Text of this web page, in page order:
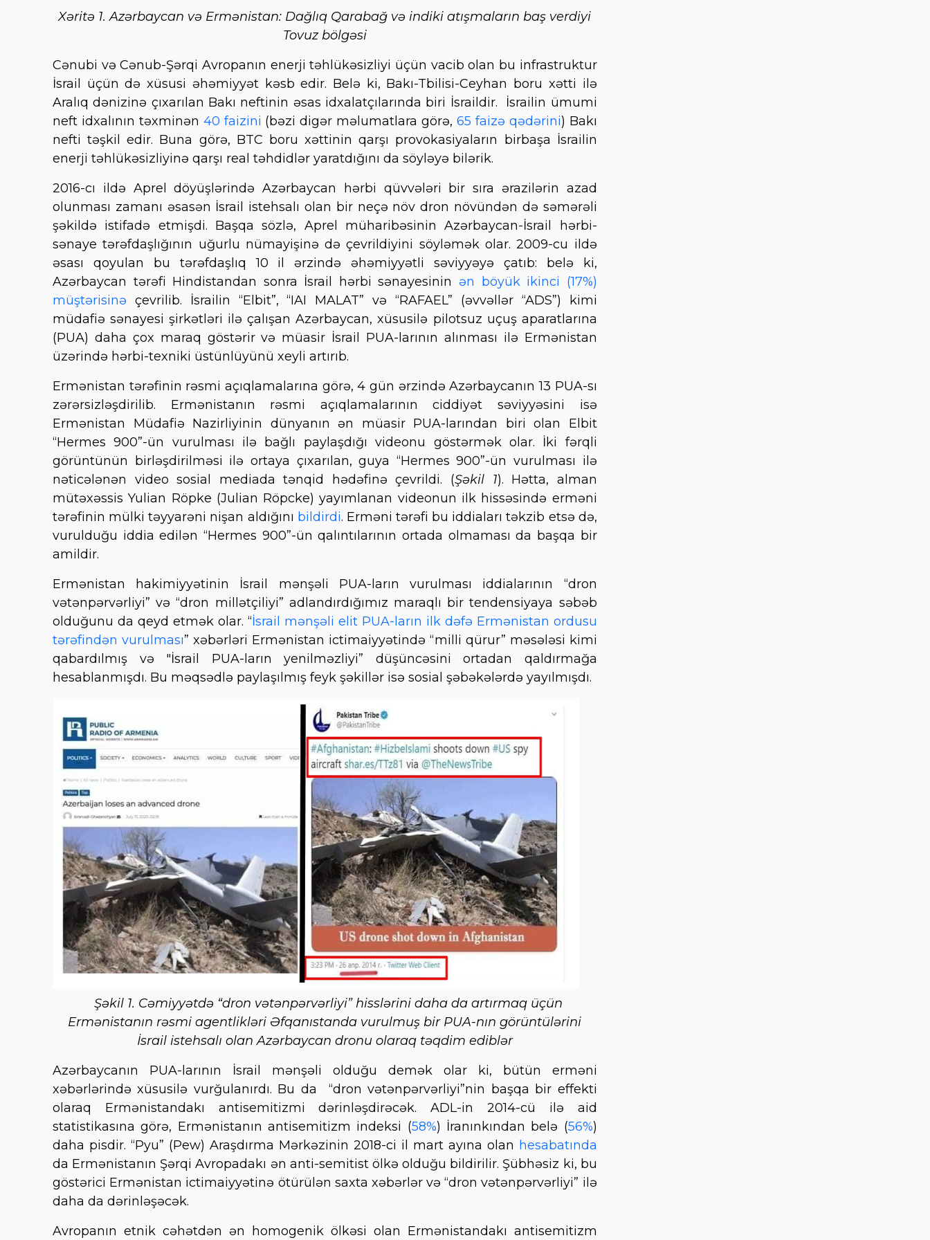
Xəritə 1. Azərbaycan və Ermənistan: Dağlıq Qarabağ və indiki atışmaların baş verdiyi
Tovuz bölgəsi
Cənubi və Cənub-Şərqi Avropanın enerji təhlükəsizliyi üçün vacib olan bu infrastruktur
İsrail üçün də xüsusi əhəmiyyət kəsb edir. Belə ki, Bakı-Tbilisi-Ceyhan boru xətti ilə
Aralıq dənizinə çıxarılan Bakı neftinin əsas idxalatçılarında biri İsraildir. İsrailin ümumi
neft idxalının təxminən 40 faizini (bəzi digər məlumatlara görə,65 faizə qədərini) Bakı
nefti təşkil edir. Buna görə, BTC boru xəttinin qarşı provokasiyaların birbaşa İsrailin
enerji təhlükəsizliyinə qarşı real təhdidlər yaratdığını da söyləyə bilərik.
2016-cı ildə Aprel döyüşlərində Azərbaycan hərbi qüvvələri bir sıra ərazilərin azad
olunması zamanı əsasən İsrail istehsalı olan bir neçə növ dron növündən də səmərəli
şəkildə istifadə etmişdi. Başqa sözlə, Aprel müharibəsinin Azərbaycan-İsrail hərbi-
sənaye tərəfdaşlığının uğurlu nümayişinə də çevrildiyini söyləmək olar. 2009-cu ildə
əsası qoyulan bu tərəfdaşlıq 10 il ərzində əhəmiyyətli səviyyəyə çatıb: belə ki,
Azərbaycan tərəfi Hindistandan sonra İsrail hərbi sənayesinin ən böyük ikinci (17%)
müştərisinə çevrilib. İsrailin “Elbit”, “IAI MALAT” və “RAFAEL” (əvvəllər “ADS”) kimi
müdafiə sənayesi şirkətləri ilə çalışan Azərbaycan, xüsusilə pilotsuz uçuş aparatlarına
(PUA) daha çox maraq göstərir və müasir İsrail PUA-larının alınması ilə Ermənistan
üzərində hərbi-texniki üstünlüyünü xeyli artırıb.
Ermənistan tərəfinin rəsmi açıqlamalarına görə, 4 gün ərzində Azərbaycanın 13 PUA-sı
zərərsizləşdirilib. Ermənistanın rəsmi açıqlamalarının ciddiyət səviyyəsini isə
Ermənistan Müdafiə Nazirliyinin dünyanın ən müasir PUA-larından biri olan Elbit
“Hermes 900”-ün vurulması ilə bağlı paylaşdığı videonu göstərmək olar. İki fərqli
görüntünün birləşdirilməsi ilə ortaya çıxarılan, guya “Hermes 900”-ün vurulması ilə
nəticələnən video sosial mediada tənqid hədəfinə çevrildi. (Şəkil 1). Hətta, alman
mütəxəssis Yulian Röpke (Julian Röpcke) yayımlanan videonun ilk hissəsində erməni
tərəfinin mülki təyyarəni nişan aldığını bildirdi. Erməni tərəfi bu iddiaları təkzib etsə də,
vurulduğu iddia edilən “Hermes 900”-ün qalıntılarının ortada olmaması da başqa bir
amildir.
Ermənistan hakimiyyətinin İsrail mənşəli PUA-ların vurulması iddialarının “dron
vətənpərvərliyi” və “dron millətçiliyi” adlandırdığımız maraqlı bir tendensiyaya səbəb
olduğunu da qeyd etmək olar. “İsrail mənşəli elit PUA-ların ilk dəfə Ermənistan ordusu
tərəfindən vurulması” xəbərləri Ermənistan ictimaiyyətində “milli qürur” məsələsi kimi
qabardılmış və "İsrail PUA-ların yenilməzliyi” düşüncəsini ortadan qaldırmağa
hesablanmışdı. Bu məqsədlə paylaşılmış feyk şəkillər isə sosial şəbəkələrdə yayılmışdı.
Şəkil 1. Cəmiyyətdə “dron vətənpərvərliyi” hisslərini daha da artırmaq üçün
Ermənistanın rəsmi agentlikləri Əfqanıstanda vurulmuş bir PUA-nın görüntülərini
İsrail istehsalı olan Azərbaycan dronu olaraq təqdim ediblər
Azərbaycanın PUA-larının İsrail mənşəli olduğu demək olar ki, bütün erməni
xəbərlərində xüsusilə vurğulanırdı. Bu da “dron vətənpərvərliyi”nin başqa bir effekti
olaraq Ermənistandakı antisemitizmi dərinləşdirəcək. ADL-in 2014-cü ilə aid
statistikasına görə, Ermənistanın antisemitizm indeksi (58%) İranınkından belə (56%)
daha pisdir. “Pyu” (Pew) Araşdırma Mərkəzinin 2018-ci il mart ayına olan hesabatında
da Ermənistanın Şərqi Avropadakı ən anti-semitist ölkə olduğu bildirilir. Şübhəsiz ki, bu
göstərici Ermənistan ictimaiyyətinə ötürülən saxta xəbərlər və “dron vətənpərvərliyi” ilə
daha da dərinləşəcək.
Avropanın etnik cəhətdən ən homogenik ölkəsi olan Ermənistandakı antisemitizm